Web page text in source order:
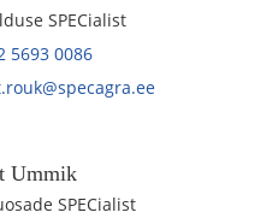
SPECialist
5693 0086
Ummik
SPECialist